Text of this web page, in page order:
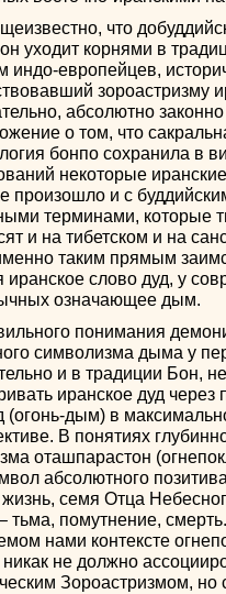
что
уходит корнями в
индо-европейцев,
зороастризму
абсолютно законно
о том, что
бонпо сохранила в
некоторые
произошло и с
терминами, которые
и на тибетском и на
таким прямым
иранское слово дуд, у
означающее дым.
понимания
символизма дыма у
и в традиции Бон,
иранское дуд через
(огонь-дым) в
В понятиях
оташпарастон
абсолютного
жизнь, семя Отца
тьма, помутнение,
нами контексте
не должно
Зороастризмом, но